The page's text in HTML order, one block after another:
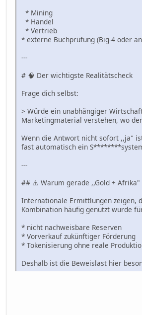
* Mining
* Handel
* Vertrieb
* externe Buchprüfung (Big-4 oder
---
# 🧠 Der wichtigste Realitätscheck
Frage dich selbst:
> Würde ein unabhängiger
Marketingmaterial verstehen, wo
Wenn die Antwort nicht sofort ,,ja"
fast automatisch ein
---
## ⚠️ Warum gerade ,,Gold +
Internationale Ermittlungen zeigen,
Kombination häufig genutzt wurde
* nicht nachweisbare Reserven
* Vorverkauf zukünftiger Förderung
* Tokenisierung ohne reale
Deshalb ist die Beweislast hier